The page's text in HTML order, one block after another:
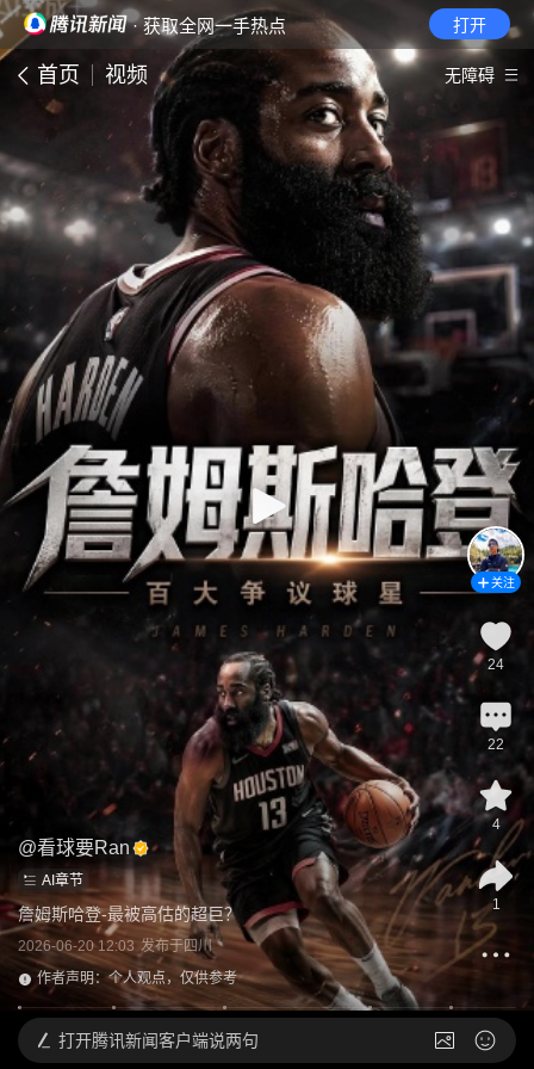
· 获取全网一手热点 打开
首页 视频 无障碍
@看球要Ran
AI章节
詹姆斯哈登-最被高估的超巨？
2026-06-20 12:03 发布于四川
作者声明：个人观点，仅供参考
关注
24
22
4
1
打开腾讯新闻客户端说两句